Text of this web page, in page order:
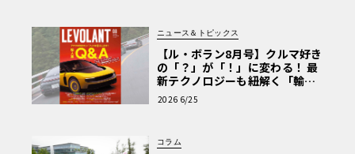
ニュース＆トピックス
【ル・ボラン8月号】クルマ好き
の「？」が「！」に変わる！ 最
新テクノロジーも紐解く「輸入
車Q&A」
2026 6/25
コラム